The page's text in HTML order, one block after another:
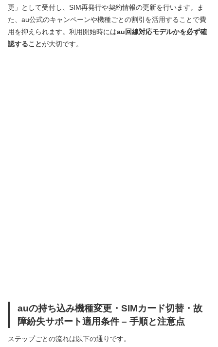
更」として受付し、SIM再発行や契約情報の更新を行います。ま
た、au公式のキャンペーンや機種ごとの割引を活用することで費
用を抑えられます。利用開始時にはau回線対応モデルかを必ず確
認することが大切です。
auの持ち込み機種変更・SIMカード切替・故
障紛失サポート適用条件 – 手順と注意点
ステップごとの流れは以下の通りです。